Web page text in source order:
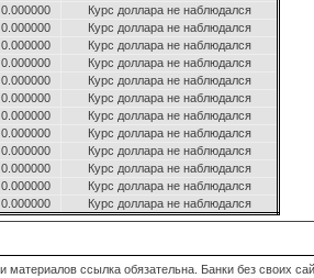
0.000000
Курс доллара не наблюдался
0.000000
Курс доллара не наблюдался
0.000000
Курс доллара не наблюдался
0.000000
Курс доллара не наблюдался
0.000000
Курс доллара не наблюдался
0.000000
Курс доллара не наблюдался
0.000000
Курс доллара не наблюдался
0.000000
Курс доллара не наблюдался
0.000000
Курс доллара не наблюдался
0.000000
Курс доллара не наблюдался
0.000000
Курс доллара не наблюдался
0.000000 Курс доллара не наблюдался
материалов ссылка обязательна. Банки без своих